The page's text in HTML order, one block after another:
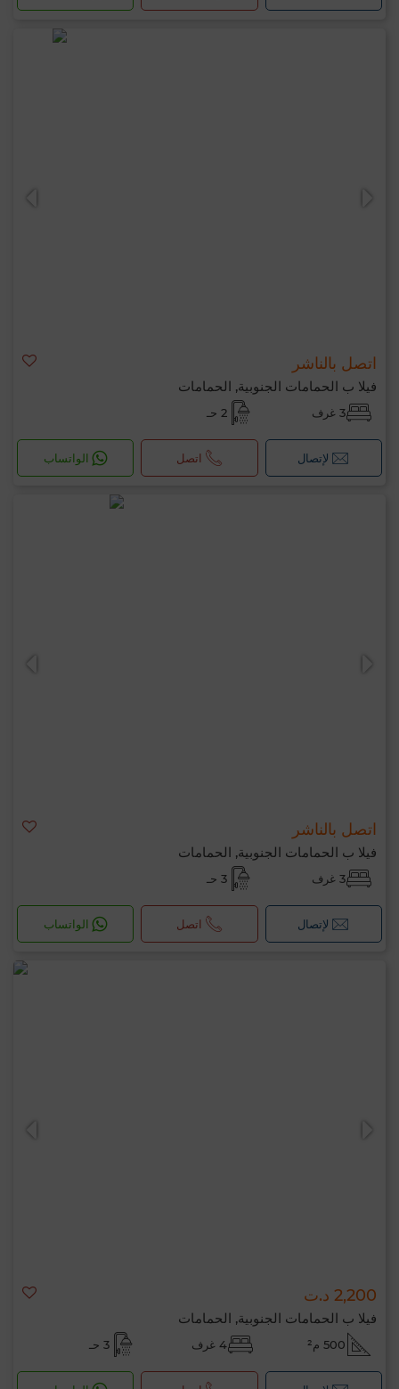
اتصل بالناشر
فيلا ب الحمامات الجنوبية, الحمامات
3 غرف 2 حـ
لإتصال اتصل الواتساب
اتصل بالناشر
فيلا ب الحمامات الجنوبية, الحمامات
3 غرف 3 حـ
لإتصال اتصل الواتساب
2,200 د.ت
فيلا ب الحمامات الجنوبية, الحمامات
500 م² 4 غرف 3 حـ